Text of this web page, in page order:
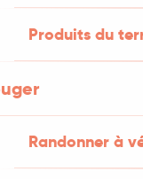
Produits du
Randonner à